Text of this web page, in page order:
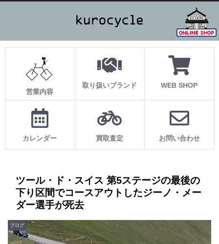
営業内容
取り扱いブランド WEB SHOP
カレンダー 買取査定 お問い合わせ
ツール・ド・スイス 第5ステージの最後の
下り区間でコースアウトしたジーノ・メー
ダー選手が死去
ブログ